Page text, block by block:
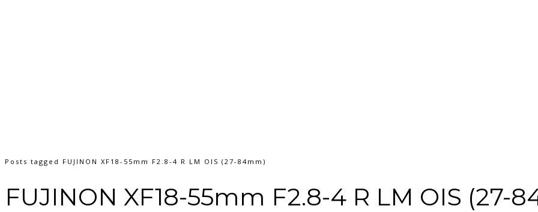
Posts tagged FUJINON XF18-55mm F2.8-4 R LM OIS (27-84mm)
FUJINON XF18-55mm F2.8-4 R LM OIS (27-